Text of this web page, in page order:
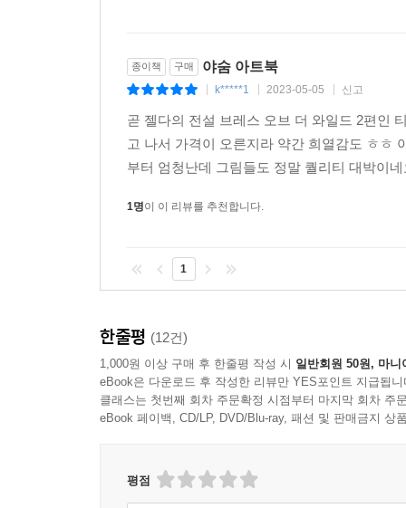
종이책 구매 야숨 아트북
k*****1 2023-05-05 신고
곧 젤다의 전설 브레스 오브 더 와일드 2편인
고 나서 가격이 오른지라 약간 희열감도 ㅎㅎ
부터 엄청난데 그림들도 정말 퀄리티 대박이
1명이 이 리뷰를 추천합니다.
1
한줄평 (12건)
1,000원 이상 구매 후 한줄평 작성 시 일반회원 50원, 마니
eBook은 다운로드 후 작성한 리뷰만 YES포인트 지급됩니
클래스는 첫번째 회차 주문확정 시점부터 마지막 회차 주
eBook 페이백, CD/LP, DVD/Blu-ray, 패션 및 판매금지 상
평점